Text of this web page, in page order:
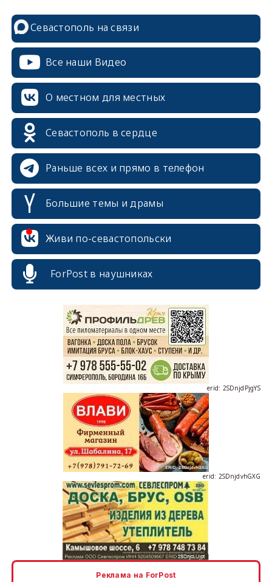
Севастополь на связи
Все наши Видео
О местном для местных
Севастополь в сердце
Раньше всех и прямо в телефон
Большие темы и драмы
Живи по-севастопольски
ForPost в наушниках
erid: 2SDnjdPjgYS
erid: 2SDnjdvhGXG
Реклама на ForPost